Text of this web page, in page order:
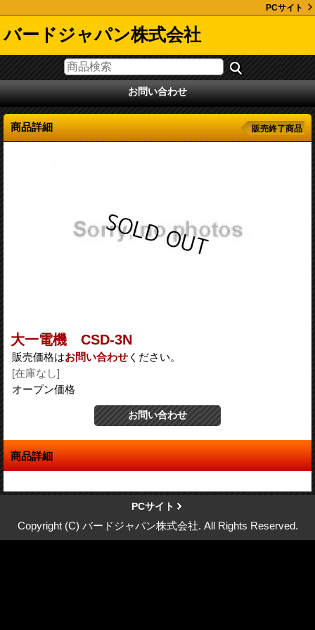
PCサイト
バードジャパン株式会社
お問い合わせ
商品詳細 販売終了商品
大一電機 CSD-3N
販売価格はお問い合わせ ください。
[在庫なし]
オープン価格
商品詳細
PCサイト
Copyright (C) バードジャパン株式会社. All Rights Reserved.